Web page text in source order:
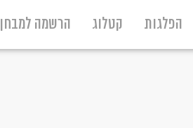
הפלגות קטלוג הרשמה למבחן